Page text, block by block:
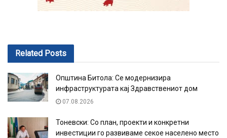
Related Posts
Општина Битола: Се модернизира
инфраструктурата кај Здравствениот дом
07.08.2026
Тоневски: Со план, проекти и конкретни
инвестиции го развиваме секое населено место